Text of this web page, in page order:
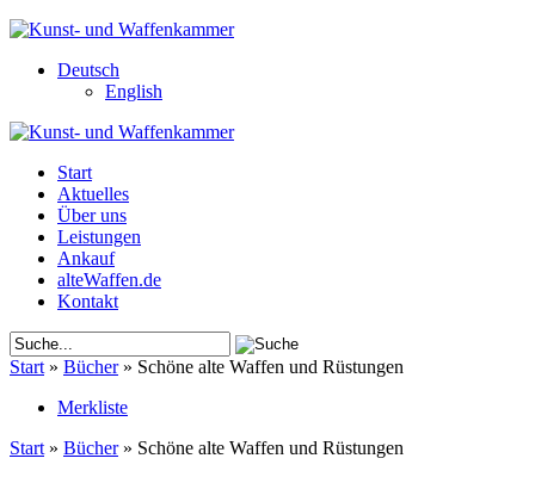
Deutsch
English
Start
Aktuelles
Über uns
Leistungen
Ankauf
alteWaffen.de
Kontakt
Start » Bücher» Schöne alte Waffen und Rüstungen
Merkliste
Start » Bücher» Schöne alte Waffen und Rüstungen